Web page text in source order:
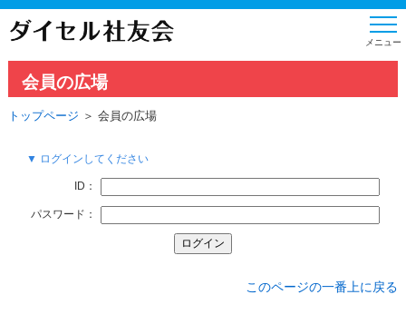
会員の広場
トップページ ＞ 会員の広場
▼ ログインしてください
ID：
パスワード：
このページの一番上に戻る